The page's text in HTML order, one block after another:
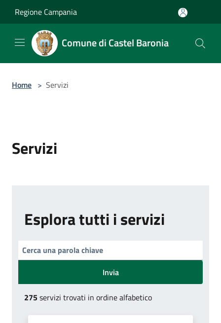
Regione Campania
Comune di Castel Baronia
Home > Servizi
Servizi
Esplora tutti i servizi
Invia
275servizi trovati in ordine alfabetico